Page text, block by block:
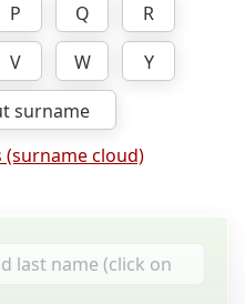
P Q
R
V W
Y
surname
cloud)